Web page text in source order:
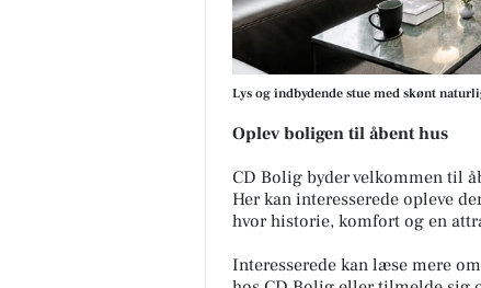
Lys og indbydende stue med skønt
Oplev boligen til åbent hus
CD Bolig byder velkommen til
Her kan interesserede opleve
hvor historie, komfort og en
Interesserede kan læse mere